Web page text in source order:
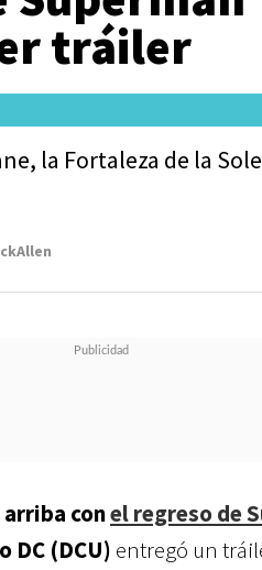
tráiler
la Fortaleza de la
conel regreso de
DC (DCU) entregó un